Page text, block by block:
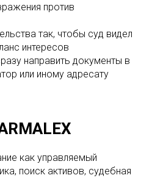
против
так, чтобы суд видел
интересов
направить документы в
или иному адресату
как управляемый
поиск активов, судебная